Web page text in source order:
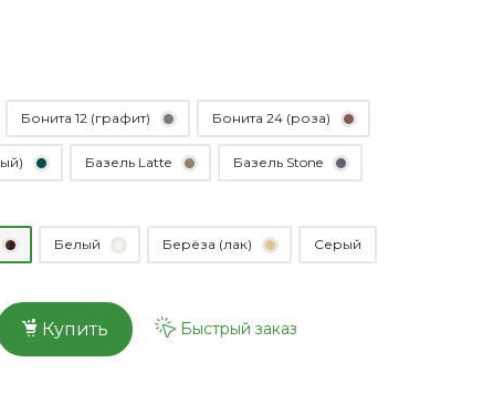
Бонита 12 (графит) Бонита 24 (роза)
Базель Latte Базель Stone
Белый Берёза (лак) Серый
Купить Быстрый заказ